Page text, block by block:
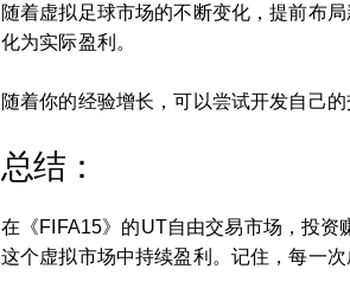
随着虚拟足球市场的不断变化，提前布
化为实际盈利。
随着你的经验增长，可以尝试开发自己
总结：
在《FIFA15》的UT自由交易市场，投
这个虚拟市场中持续盈利。记住，每一